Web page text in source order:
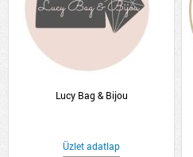
Lucy Bag & Bijou
Üzlet adatlap